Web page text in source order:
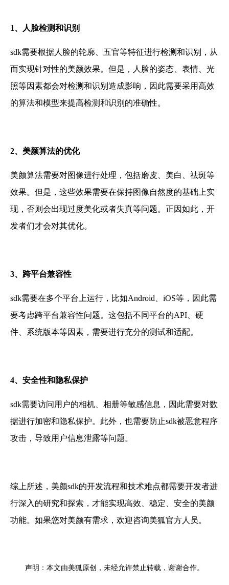
1、 人脸检测和识别
sdk需要根据人脸的轮廓、五官等特征进行检测和识别，从
而实现针对性的美颜效果。但是，人脸的姿态、表情、光
照等因素都会对检测和识别造成影响，因此需要采用高效
的算法和模型来提高检测和识别的准确性。
2、 美颜算法的优化
美颜算法需要对图像进行处理，包括磨皮、美白、祛斑等
效果。但是，这些效果需要在保持图像自然度的基础上实
现，否则会出现过度美化或者失真等问题。正因如此，开
发者们才会对其优化。
3、 跨平台兼容性
sdk需要在多个平台上运行，比如Android、iOS等，因此需
要考虑跨平台兼容性问题。这包括不同平台的API、硬
件、系统版本等因素，需要进行充分的测试和适配。
4、 安全性和隐私保护
sdk需要访问用户的相机、相册等敏感信息，因此需要对数
据进行加密和隐私保护。此外，也需要防止sdk被恶意程序
攻击，导致用户信息泄露等问题。
综上所述，美颜sdk的开发流程和技术难点都需要开发者进
行深入的研究和探索，才能实现高效、稳定、安全的美颜
功能。如果您对美颜有需求，欢迎咨询美狐官方人员。
声明：本文由美狐原创，未经允许禁止转载，谢谢合作。